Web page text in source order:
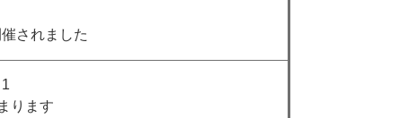
されました
ります